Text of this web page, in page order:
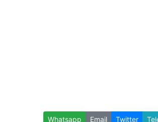
Whatsapp Email Twitter